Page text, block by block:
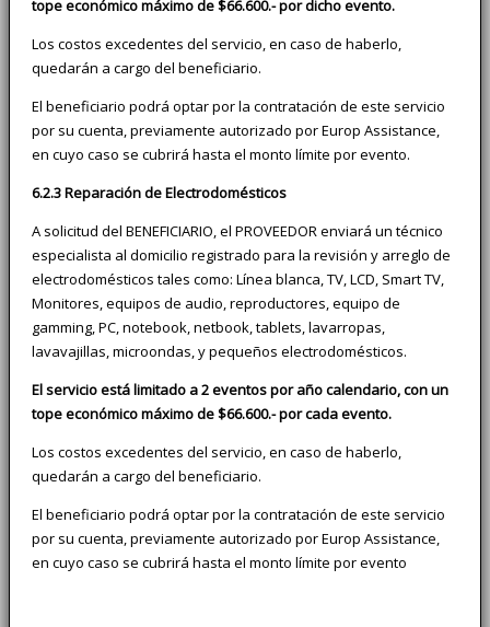
tope económico máximo de $66.600.- por dicho evento.
Los costos excedentes del servicio, en caso de haberlo,
quedarán a cargo del beneficiario.
El beneficiario podrá optar por la contratación de este servicio
por su cuenta, previamente autorizado por Europ Assistance,
en cuyo caso se cubrirá hasta el monto límite por evento.
6.2.3 Reparación de Electrodomésticos
A solicitud del BENEFICIARIO, el PROVEEDOR enviará un técnico
especialista al domicilio registrado para la revisión y arreglo de
electrodomésticos tales como: Línea blanca, TV, LCD, Smart TV,
Monitores, equipos de audio, reproductores, equipo de
gamming, PC, notebook, netbook, tablets, lavarropas,
lavavajillas, microondas, y pequeños electrodomésticos.
El servicio está limitado a 2 eventos por año calendario, con un
tope económico máximo de $66.600.- por cada evento.
Los costos excedentes del servicio, en caso de haberlo,
quedarán a cargo del beneficiario.
El beneficiario podrá optar por la contratación de este servicio
por su cuenta, previamente autorizado por Europ Assistance,
en cuyo caso se cubrirá hasta el monto límite por evento